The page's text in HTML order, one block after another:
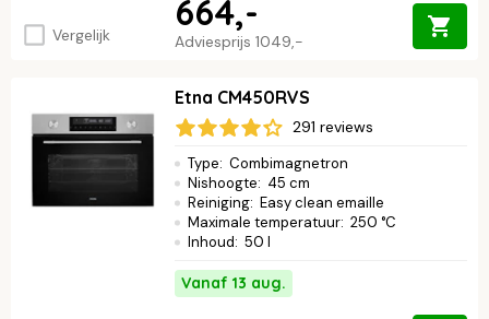
Vergelijk Adviesprijs 1049,-
664,-
Etna CM450RVS
291 reviews
Type: Combimagnetron
Nishoogte: 45 cm
Reiniging: Easy clean emaille
Maximale temperatuur: 250 °C
Inhoud: 50 l
Vanaf 13 aug.